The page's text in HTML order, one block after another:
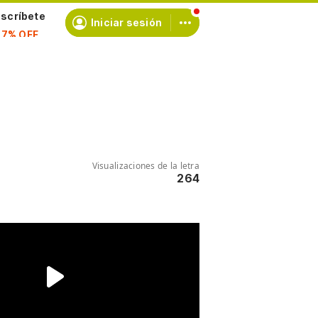
Iniciar sesión
Visualizaciones de la letra
264